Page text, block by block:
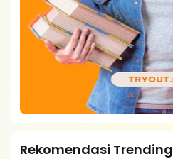
Rekomendasi Trending